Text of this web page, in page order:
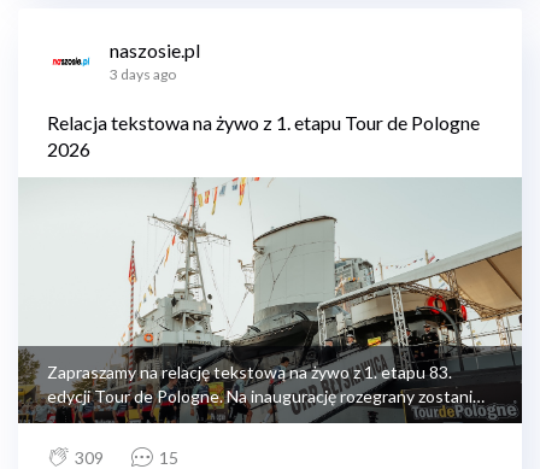
naszosie.pl
3 days ago
Relacja tekstowa na żywo z 1. etapu Tour de Pologne
2026
Zapraszamy na relację tekstową na żywo z 1. etapu 83.
edycji Tour de Pologne. Na inaugurację rozegrany zostanie
długi na 234,2 km etap z Gdyni do Koszalina.
309
15